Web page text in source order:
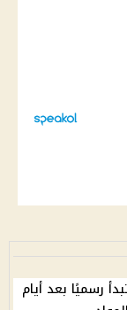
الثانوية العامة 2026 تبدأ رسميًا بعد أيام